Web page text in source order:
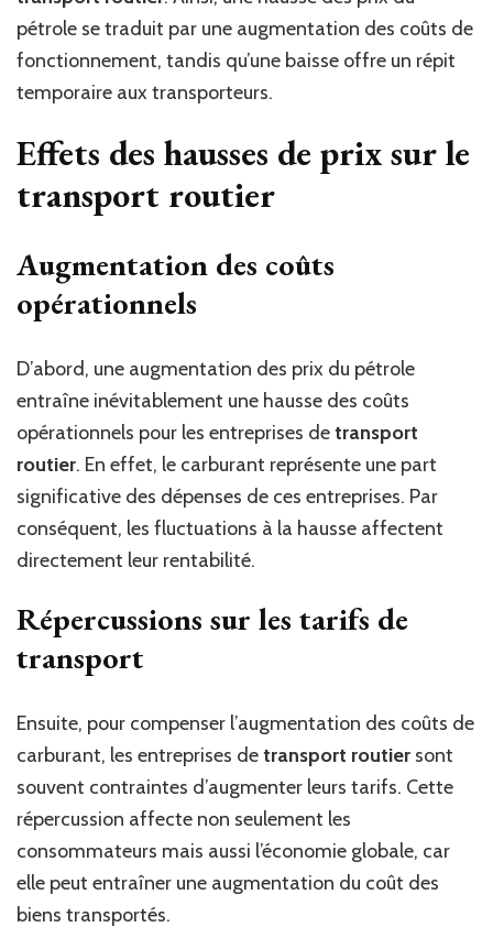
pétrole se traduit par une augmentation des coûts de
fonctionnement, tandis qu’une baisse offre un répit
temporaire aux transporteurs.
Effets des hausses de prix sur le
transport routier
Augmentation des coûts
opérationnels
D’abord, une augmentation des prix du pétrole
entraîne inévitablement une hausse des coûts
opérationnels pour les entreprises detransport
routier. En effet, le carburant représente une part
significative des dépenses de ces entreprises. Par
conséquent, les fluctuations à la hausse affectent
directement leur rentabilité.
Répercussions sur les tarifs de
transport
Ensuite, pour compenser l’augmentation des coûts de
carburant, les entreprises detransport routier sont
souvent contraintes d’augmenter leurs tarifs. Cette
répercussion affecte non seulement les
consommateurs mais aussi l’économie globale, car
elle peut entraîner une augmentation du coût des
biens transportés.